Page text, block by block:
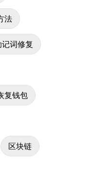
法
记词修复
复钱包
区块链